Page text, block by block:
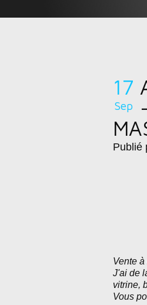
17
Sep
Publié
Vente
J'ai de
vitrine,
Vous